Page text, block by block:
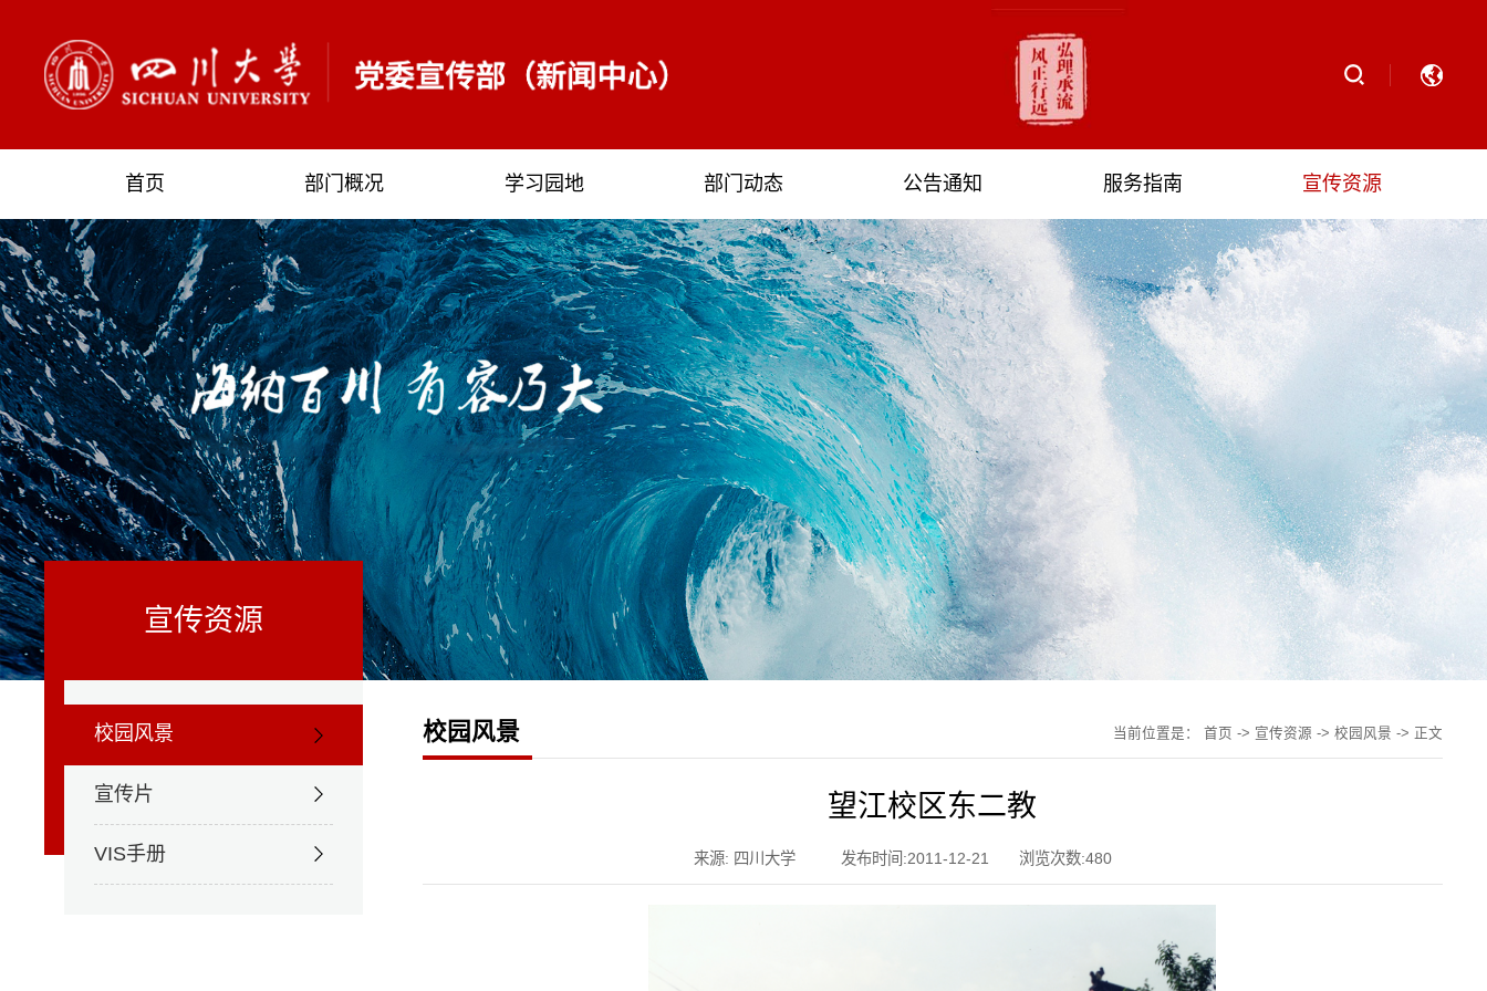
首页 部门概况 学习园地 部门动态 公告通知 服务指南 宣传资源
宣传资源
校园风景
宣传片
VIS手册
校园风景 当前位置是： 首页 -> 宣传资源 -> 校园风景 -> 正文
望江校区东二教
来源: 四川大学 发布时间:2011-12-21 浏览次数:480